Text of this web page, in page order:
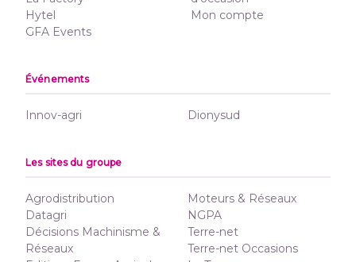
Hytel
GFA Events
Mon compte
Événements
Innov-agri Dionysud
Les sites du groupe
Agrodistribution
Datagri
Décisions Machinisme &
Réseaux
Moteurs & Réseaux
NGPA
Terre-net
Terre-net Occasions